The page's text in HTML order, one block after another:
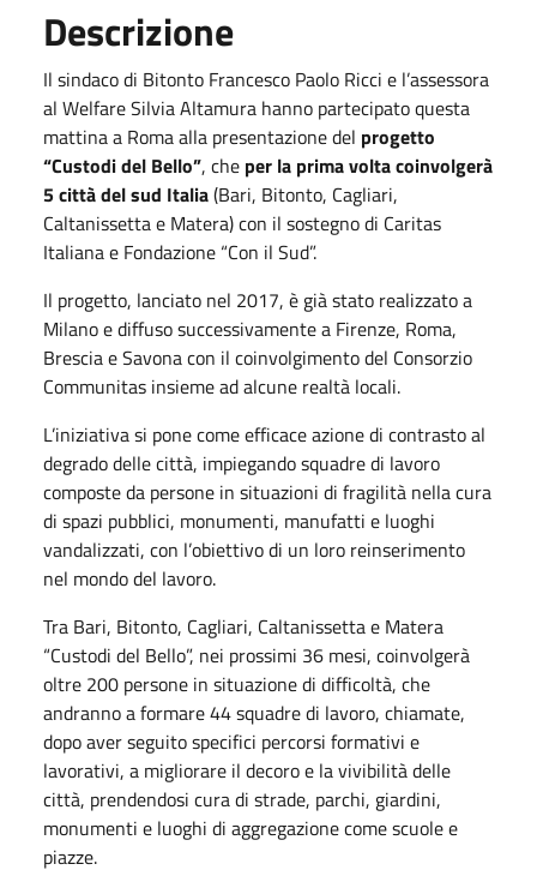
Descrizione
Il sindaco di Bitonto Francesco Paolo Ricci e l’assessora
al Welfare Silvia Altamura hanno partecipato questa
mattina a Roma alla presentazione del progetto
“Custodi del Bello”, che per la prima volta coinvolgerà
5 città del sud Italia(Bari, Bitonto, Cagliari,
Caltanissetta e Matera) con il sostegno di Caritas
Italiana e Fondazione “Con il Sud”.
Il progetto, lanciato nel 2017, è già stato realizzato a
Milano e diffuso successivamente a Firenze, Roma,
Brescia e Savona con il coinvolgimento del Consorzio
Communitas insieme ad alcune realtà locali.
L’iniziativa si pone come efficace azione di contrasto al
degrado delle città, impiegando squadre di lavoro
composte da persone in situazioni di fragilità nella cura
di spazi pubblici, monumenti, manufatti e luoghi
vandalizzati, con l’obiettivo di un loro reinserimento
nel mondo del lavoro.
Tra Bari, Bitonto, Cagliari, Caltanissetta e Matera
“Custodi del Bello”, nei prossimi 36 mesi, coinvolgerà
oltre 200 persone in situazione di difficoltà, che
andranno a formare 44 squadre di lavoro, chiamate,
dopo aver seguito specifici percorsi formativi e
lavorativi, a migliorare il decoro e la vivibilità delle
città, prendendosi cura di strade, parchi, giardini,
monumenti e luoghi di aggregazione come scuole e
piazze.